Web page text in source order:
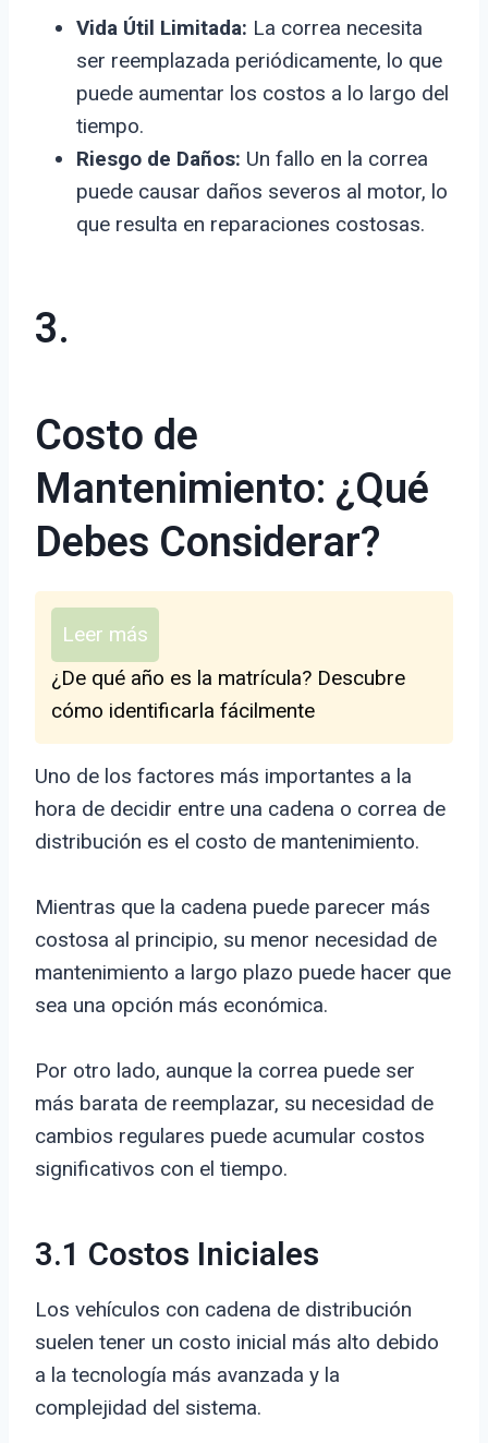
Vida Útil Limitada: La correa necesita
ser reemplazada periódicamente, lo que
puede aumentar los costos a lo largo del
tiempo.
Riesgo de Daños: Un fallo en la correa
puede causar daños severos al motor, lo
que resulta en reparaciones costosas.
3.
Costo de
Mantenimiento: ¿Qué
Debes Considerar?
Leer más
¿De qué año es la matrícula? Descubre
cómo identificarla fácilmente
Uno de los factores más importantes a la
hora de decidir entre una cadena o correa de
distribución es el costo de mantenimiento.
Mientras que la cadena puede parecer más
costosa al principio, su menor necesidad de
mantenimiento a largo plazo puede hacer que
sea una opción más económica.
Por otro lado, aunque la correa puede ser
más barata de reemplazar, su necesidad de
cambios regulares puede acumular costos
significativos con el tiempo.
3.1 Costos Iniciales
Los vehículos con cadena de distribución
suelen tener un costo inicial más alto debido
a la tecnología más avanzada y la
complejidad del sistema.